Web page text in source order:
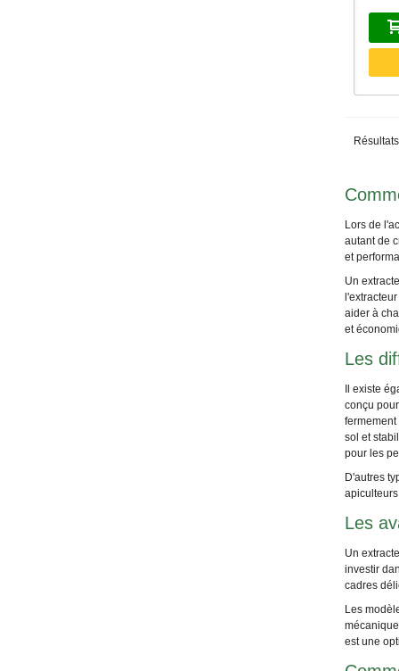
Lors de
autant de
et
Un
aider à
et
Les
Il existe
conçu
sol et
pour les
D'autres
Les
Un
investir
cadres
Les
est une